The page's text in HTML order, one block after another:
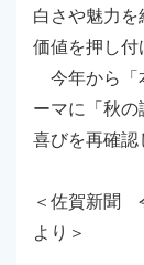
白さや魅力
価値を押し付
今年から「
ーマに「秋
喜びを再確
＜佐賀新聞
より＞